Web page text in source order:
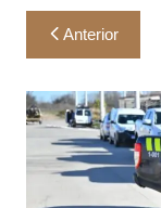
Navegación
de
entradas
Anterior